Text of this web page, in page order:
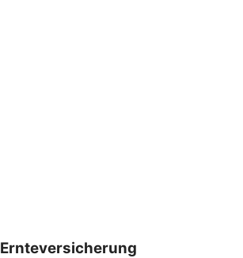
Ernteversicherung